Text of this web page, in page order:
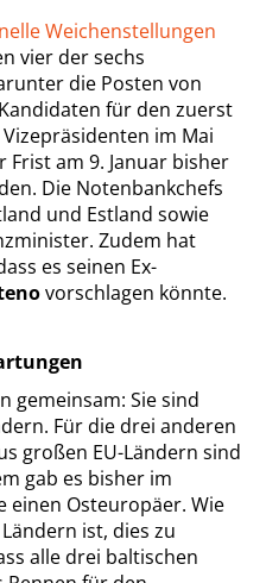
Weichenstellungen
vier der sechs
die Posten von
für den zuerst
im Mai
Frist am 9. Januar bisher
Die Notenbankchefs
und Estland sowie
Zudem hat
es seinen Ex-
vorschlagen könnte.
gemeinsam: Sie sind
Für die drei anderen
großen EU-Ländern sind
gab es bisher im
einen Osteuropäer. Wie
ist, dies zu
alle drei baltischen